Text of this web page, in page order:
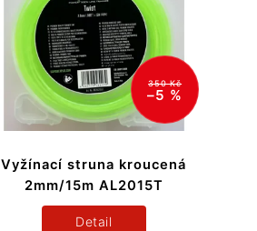
350 Kč
–5 %
Vyžínací struna kroucená
2mm/15m AL2015T
Detail